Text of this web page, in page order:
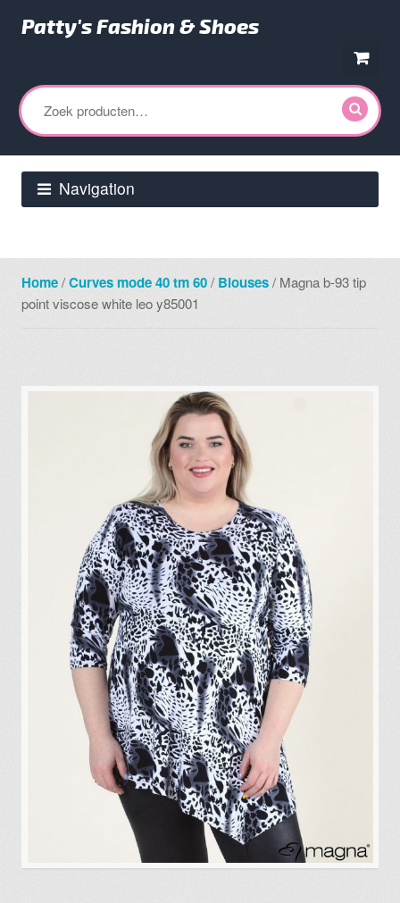
naar
navigatie
naar
de
inhoud
Patty's Fashion & Shoes
Zoeken
naar:
Navigation
Home/Curves mode 40 tm 60/ Blouses/ Magna b-93 tip
point viscose white leo y85001